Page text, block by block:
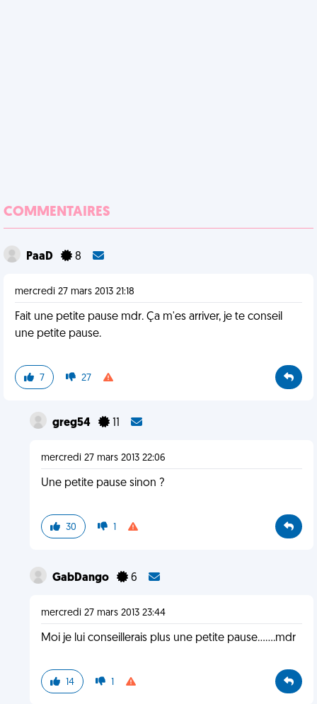
COMMENTAIRES
PaaD 8
mercredi 27 mars 2013 21:18
Fait une petite pause mdr. Ça m'es arriver, je te conseil
une petite pause.
7 27
greg54 11
mercredi 27 mars 2013 22:06
Une petite pause sinon ?
30 1
GabDango 6
mercredi 27 mars 2013 23:44
Moi je lui conseillerais plus une petite pause.......mdr
14 1